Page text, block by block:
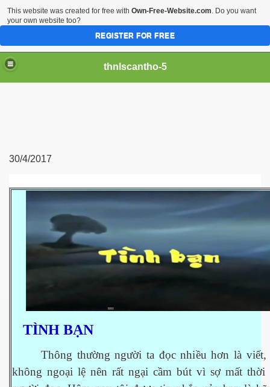
thnlscantho-5
30/4/2017
TÌNH BẠN
Thông thường người ta đọc nhiều hơn là
không ngoại lệ nên rất ngại cầm bút vì sợ mất thời
This website was created for free with Own-Free-Website.com. Do you want
your own website too?
REGISTER FOR FREE